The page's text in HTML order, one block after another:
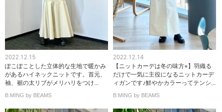
2022.12.15
ぽこぽことした立体的な生地で暖かみ
があるハイネックニットです。首元、
袖、裾の太リブがメリハリをつけ...
B:MING by BEAMS
2022.12.14
【ニットカーデは冬の味方⭐︎】羽織る
だけで一気に主役になるニットカーデ
ィガンです♪鮮やかカラーってテンシ...
B:MING by BEAMS